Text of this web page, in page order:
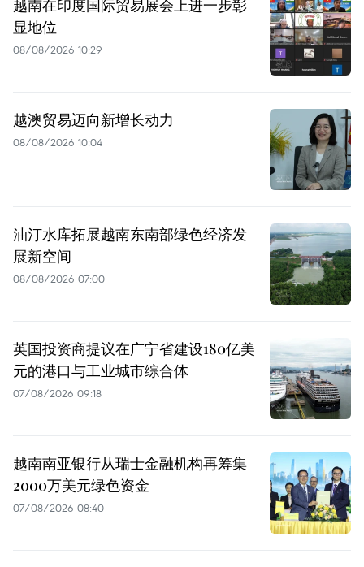
越南在印度国际贸易展会上进一步彰
显地位
08/08/2026 10:29
越澳贸易迈向新增长动力
08/08/2026 10:04
油汀水库拓展越南东南部绿色经济发
展新空间
08/08/2026 07:00
英国投资商提议在广宁省建设180亿美
元的港口与工业城市综合体
07/08/2026 09:18
越南南亚银行从瑞士金融机构再筹集
2000万美元绿色资金
07/08/2026 08:40